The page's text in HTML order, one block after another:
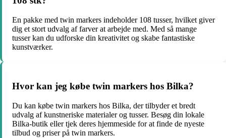
En pakke med twin markers indeholder 108 tusser, hvilket giver
dig et stort udvalg af farver at arbejde med. Med så mange
tusser kan du udforske din kreativitet og skabe fantastiske
kunstværker.
Hvor kan jeg købe twin markers hos Bilka?
Du kan købe twin markers hos Bilka, der tilbyder et bredt
udvalg af kunstneriske materialer og tusser. Besøg din lokale
Bilka-butik eller tjek deres hjemmeside for at finde de nyeste
tilbud og priser på twin markers.